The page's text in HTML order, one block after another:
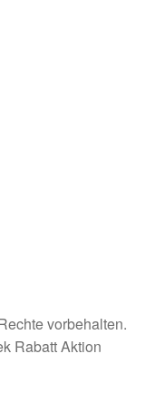
vorbehalten.
Rabatt Aktion